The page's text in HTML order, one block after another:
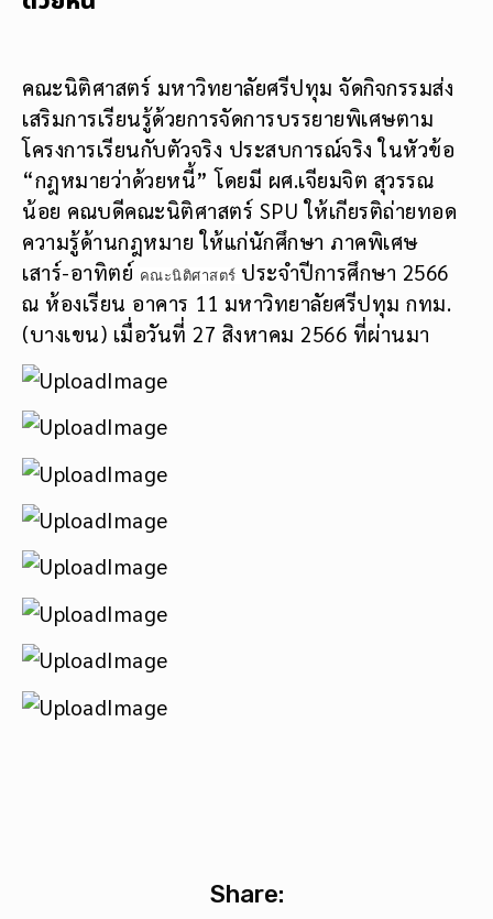
คณะนิติศาสตร์ มหาวิทยาลัยศรีปทุม จัดกิจกรรมส่ง
เสริมการเรียนรู้ด้วยการจัดการบรรยายพิเศษตาม
โครงการเรียนกับตัวจริง ประสบการณ์จริง ในหัวข้อ
“กฎหมายว่าด้วยหนี้” โดยมี ผศ.เจียมจิต สุวรรณ
น้อย คณบดีคณะนิติศาสตร์ SPU ให้เกียรติถ่ายทอด
ความรู้ด้านกฎหมาย ให้แก่นักศึกษา ภาคพิเศษ
เสาร์-อาทิตย์ คณะนิติศาสตร์ ประจำปีการศึกษา 2566
ณ ห้องเรียน อาคาร 11 มหาวิทยาลัยศรีปทุม กทม.
(บางเขน) เมื่อวันที่ 27 สิงหาคม 2566 ที่ผ่านมา
Share: